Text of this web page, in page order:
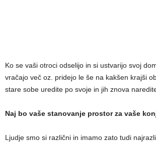
Ko se vaši otroci odselijo in si ustvarijo svoj
vračajo več oz. pridejo le še na kakšen krajši
stare sobe uredite po svoje in jih znova
Naj bo vaše stanovanje prostor za vaše
Ljudje smo si različni in imamo zato tudi